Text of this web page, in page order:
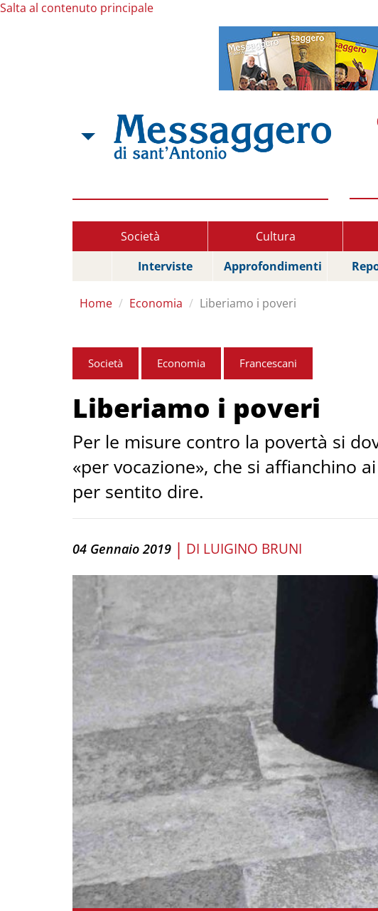
Salta al contenuto principale
Società Cultura
Interviste
Approfondimenti
Home Economia Liberiamo i poveri
Società Economia Francescani
Liberiamo i poveri
Per le misure contro la povertà si
«per vocazione», che si affianchino
per sentito dire.
04 Gennaio 2019 | DI LUIGINO BRUNI